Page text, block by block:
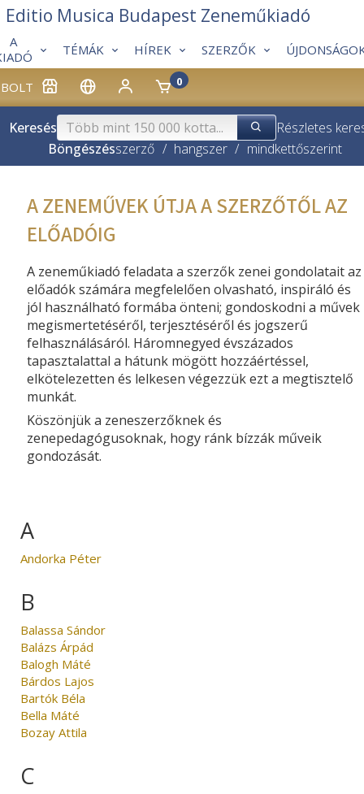
BOLT 0
A
TÉMÁK HÍREK SZERZŐK
Editio Musica Budapest Zeneműkiadó
Keresés
Részletes
Böngészésszerző / hangszer / mindkettőszerint
A ZENEMŰVEK ÚTJA A SZERZŐTŐL AZ
ELŐADÓIG
A zeneműkiadó feladata a szerzők zenei gondolatait az
előadók számára megfelelően olvasható, inspiráló és
jól használható formába önteni; gondoskodni a művek
megismertetéséről, terjesztéséről és jogszerű
felhasználásáról. Háromnegyed évszázados
tapasztalattal a hátunk mögött hozzáértéssel,
elkötelezetten és lelkesen végezzük ezt a megtisztelő
munkát.
Köszönjük a zeneszerzőknek és
zenepedagógusoknak, hogy ránk bízzák műveik
gondozását.
A
Andorka Péter
B
Balassa Sándor
Balázs Árpád
Balogh Máté
Bárdos Lajos
Bartók Béla
Bella Máté
Bozay Attila
C